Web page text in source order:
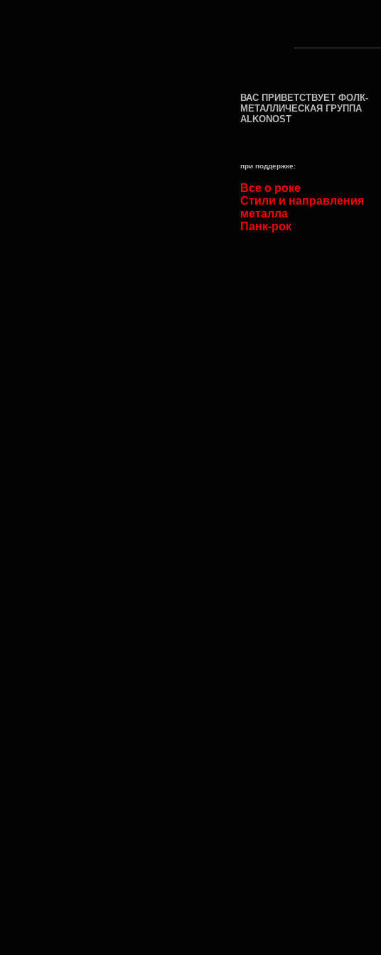
ВАС ПРИВЕТСТВУЕТ ФОЛК-
МЕТАЛЛИЧЕСКАЯ ГРУППА
ALKONOST
при поддержке:
Все о роке
Стили и направления
металла
Панк-рок